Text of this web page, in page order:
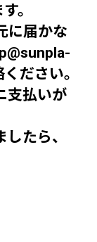
。
に届かな
ださい。
支払いが
たら、